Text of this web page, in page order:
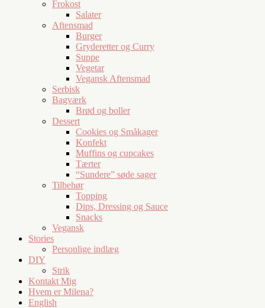
Frokost
Salater
Aftensmad
Burger
Gryderetter og Curry
Suppe
Vegetar
Vegansk Aftensmad
Serbisk
Bagværk
Brød og boller
Dessert
Cookies og Småkager
Konfekt
Muffins og cupcakes
Tærter
“Sundere” søde sager
Tilbehør
Topping
Dips, Dressing og Sauce
Snacks
Vegansk
Stories
Personlige indlæg
DIY
Strik
Kontakt Mig
Hvem er Milena?
English